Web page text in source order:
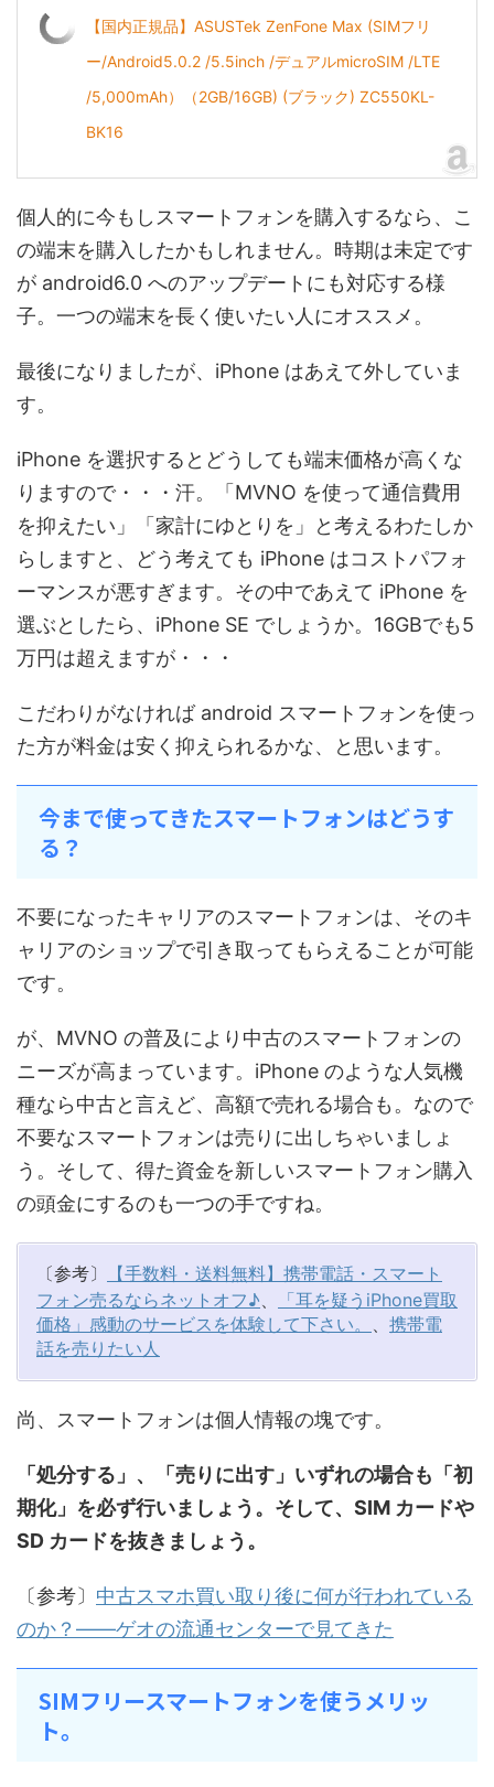
【国内正規品】ASUSTek ZenFone Max (SIMフリ
ー/Android5.0.2 /5.5inch /デュアルmicroSIM /LTE
/5,000mAh）（2GB/16GB) (ブラック) ZC550KL-
BK16
個人的に今もしスマートフォンを購入するなら、こ
の端末を購入したかもしれません。時期は未定です
が android6.0 へのアップデートにも対応する様
子。一つの端末を長く使いたい人にオススメ。
最後になりましたが、iPhone はあえて外していま
す。
iPhone を選択するとどうしても端末価格が高くな
りますので・・・汗。「MVNO を使って通信費用
を抑えたい」「家計にゆとりを」と考えるわたしか
らしますと、どう考えても iPhone はコストパフォ
ーマンスが悪すぎます。その中であえて iPhone を
選ぶとしたら、iPhone SE でしょうか。16GBでも5
万円は超えますが・・・
こだわりがなければ android スマートフォンを使っ
た方が料金は安く抑えられるかな、と思います。
今まで使ってきたスマートフォンはどうす
る？
不要になったキャリアのスマートフォンは、そのキ
ャリアのショップで引き取ってもらえることが可能
です。
が、MVNO の普及により中古のスマートフォンの
ニーズが高まっています。iPhone のような人気機
種なら中古と言えど、高額で売れる場合も。なので
不要なスマートフォンは売りに出しちゃいましょ
う。そして、得た資金を新しいスマートフォン購入
の頭金にするのも一つの手ですね。
〔参考〕
【手数料・送料無料】携帯電話・スマート
フォン売るならネットオフ♪、
「耳を疑うiPhone買取
価格」感動のサービスを体験して下さい。 、 携帯電
話を売りたい人
尚、スマートフォンは個人情報の塊です。
「処分する」、「売りに出す」いずれの場合も「初
期化」を必ず行いましょう。そして、SIM カードや
SD カードを抜きましょう。
〔参考〕 中古スマホ買い取り後に何が行われている
のか？――ゲオの流通センターで見てきた
SIMフリースマートフォンを使うメリッ
ト。